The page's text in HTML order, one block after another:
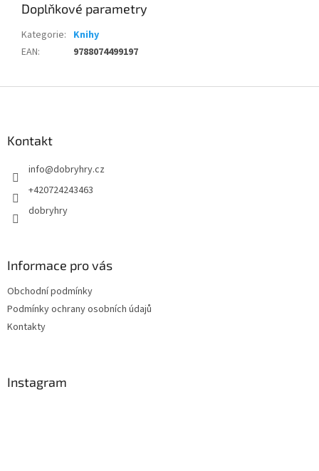
Doplňkové parametry
Kategorie: Knihy
EAN: 9788074499197
Kontakt
info@dobryhry.cz
+420724243463
dobryhry
Informace pro vás
Obchodní podmínky
Podmínky ochrany osobních údajů
Kontakty
Instagram